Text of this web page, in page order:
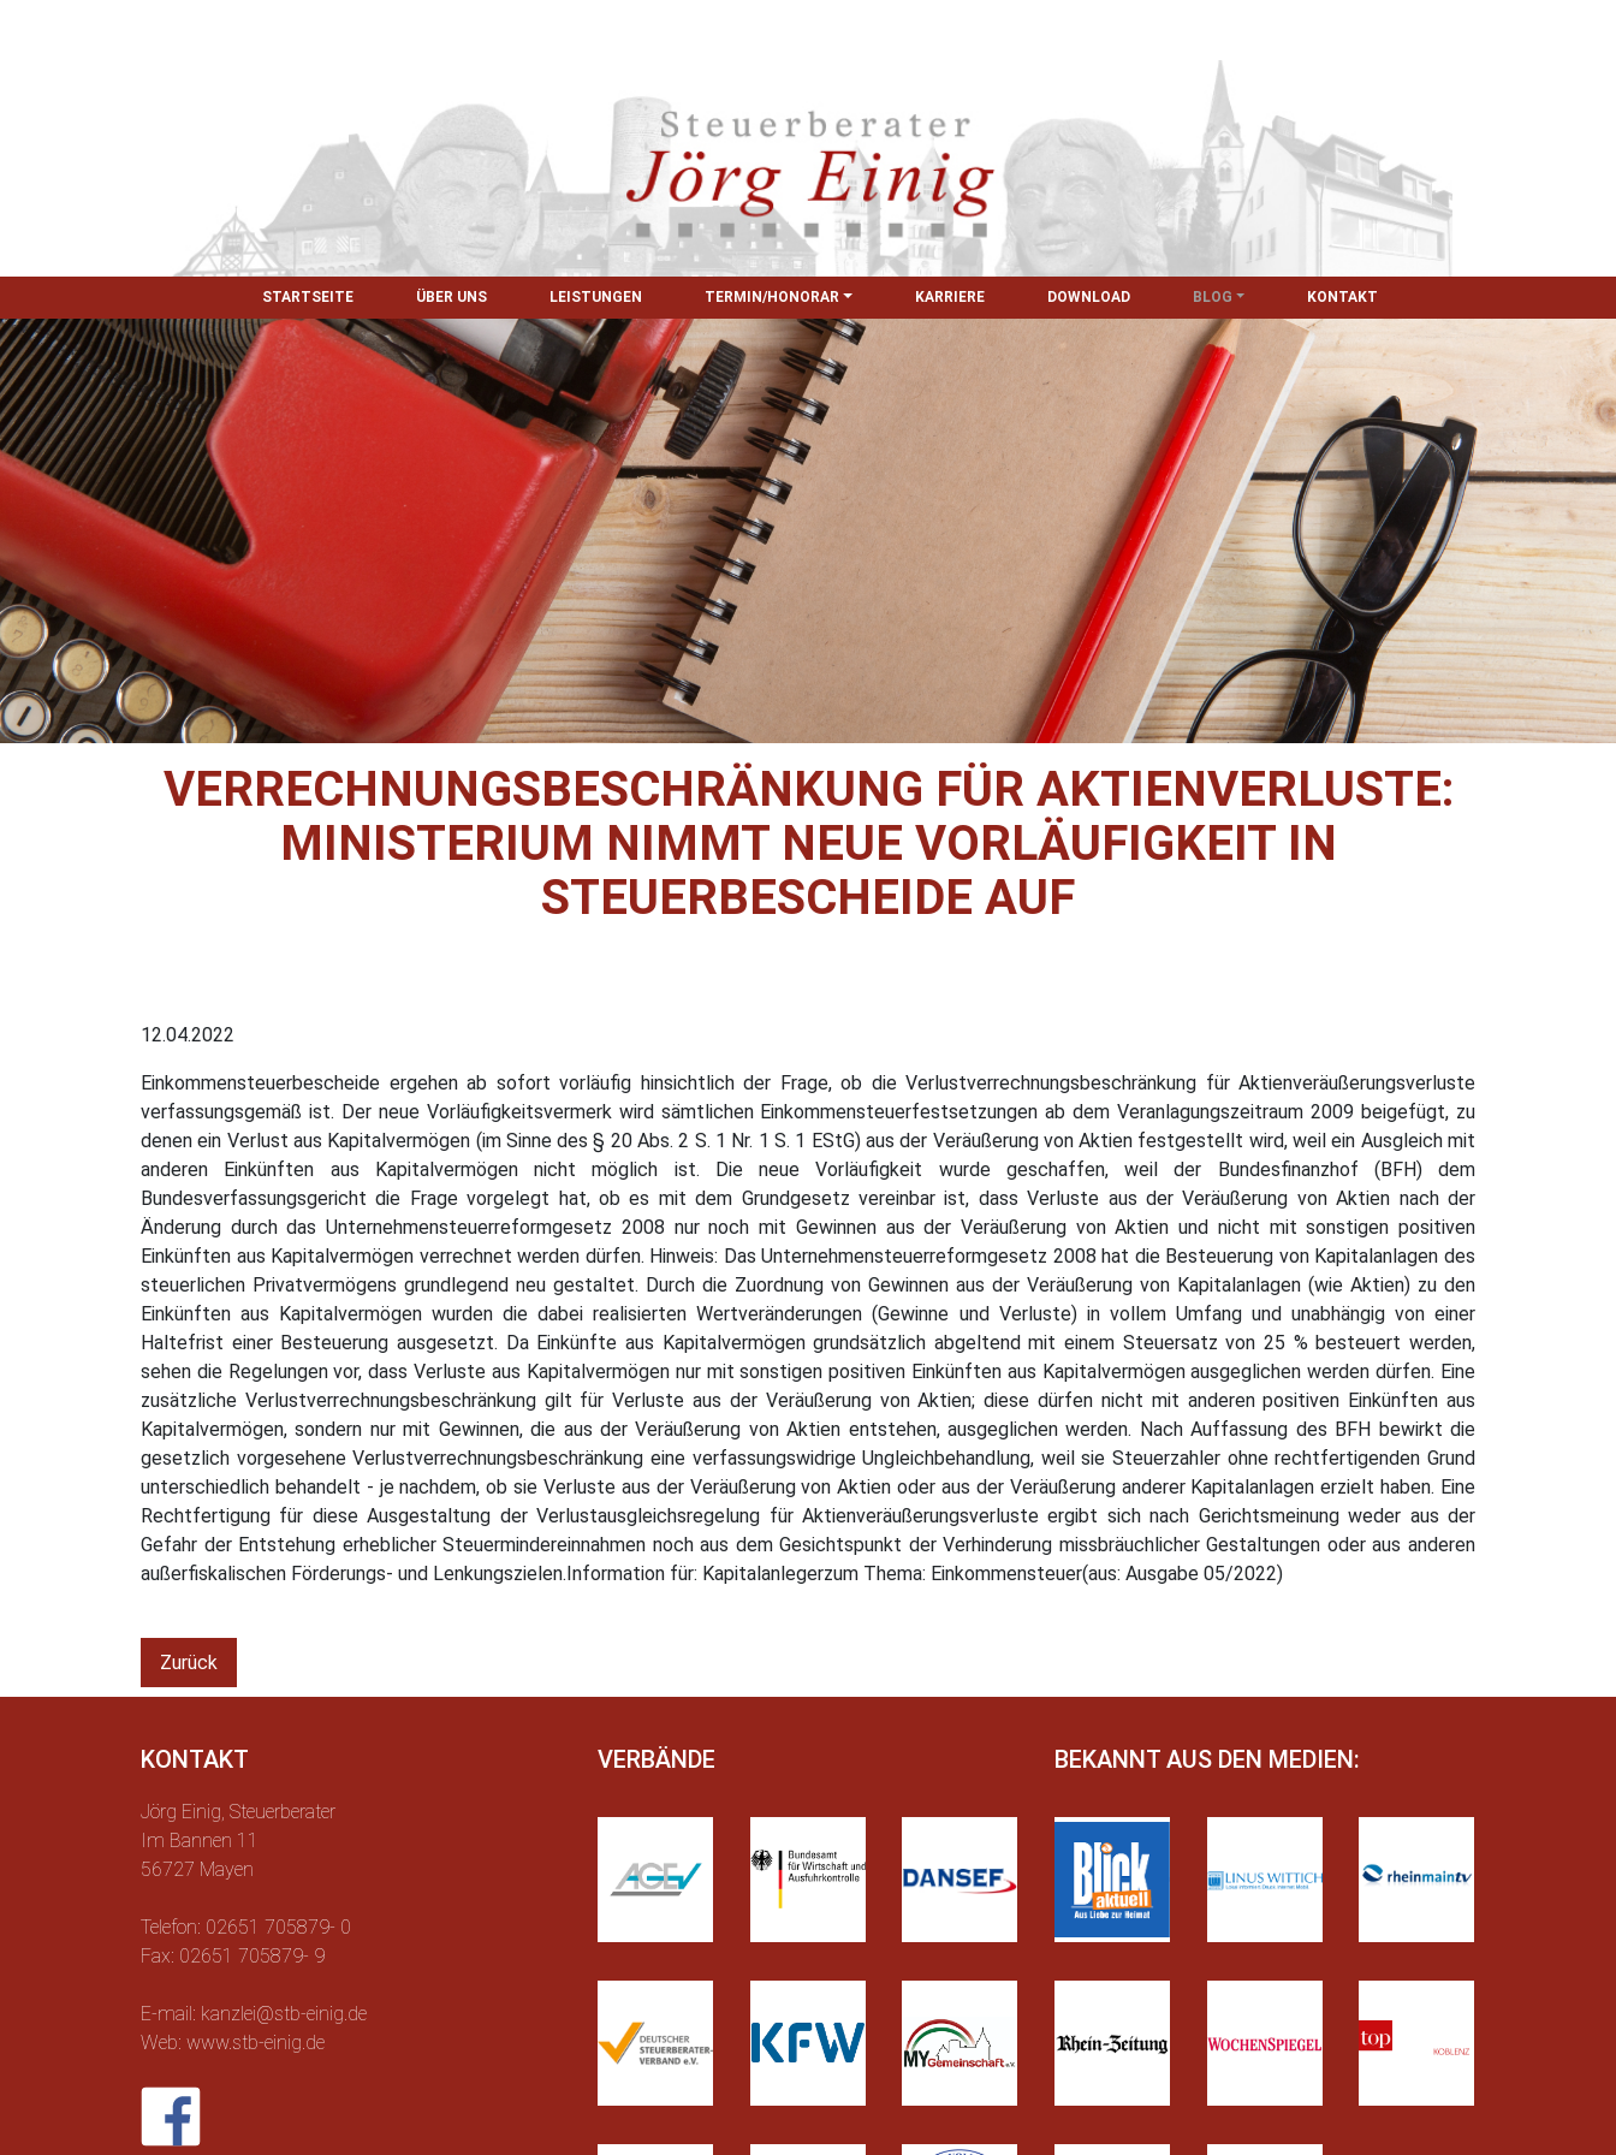
STARTSEITE ÜBER UNS LEISTUNGEN TERMIN/HONORAR KARRIERE DOWNLOAD BLOG KONTAKT
VERRECHNUNGSBESCHRÄNKUNG FÜR AKTIENVERLUSTE:
MINISTERIUM NIMMT NEUE VORLÄUFIGKEIT IN
STEUERBESCHEIDE AUF
12.04.2022
Einkommensteuerbescheide ergehen ab sofort vorläufig hinsichtlich der Frage, ob die Verlustverrechnungsbeschränkung für Aktienveräußerungsverluste
verfassungsgemäß ist. Der neue Vorläufigkeitsvermerk wird sämtlichen Einkommensteuerfestsetzungen ab dem Veranlagungszeitraum 2009 beigefügt, zu
denen ein Verlust aus Kapitalvermögen (im Sinne des § 20 Abs. 2 S. 1 Nr. 1 S. 1 EStG) aus der Veräußerung von Aktien festgestellt wird, weil ein Ausgleich mit
anderen Einkünften aus Kapitalvermögen nicht möglich ist. Die neue Vorläufigkeit wurde geschaffen, weil der Bundesfinanzhof (BFH) dem
Bundesverfassungsgericht die Frage vorgelegt hat, ob es mit dem Grundgesetz vereinbar ist, dass Verluste aus der Veräußerung von Aktien nach der
Änderung durch das Unternehmensteuerreformgesetz 2008 nur noch mit Gewinnen aus der Veräußerung von Aktien und nicht mit sonstigen positiven
Einkünften aus Kapitalvermögen verrechnet werden dürfen. Hinweis: Das Unternehmensteuerreformgesetz 2008 hat die Besteuerung von Kapitalanlagen des
steuerlichen Privatvermögens grundlegend neu gestaltet. Durch die Zuordnung von Gewinnen aus der Veräußerung von Kapitalanlagen (wie Aktien) zu den
Einkünften aus Kapitalvermögen wurden die dabei realisierten Wertveränderungen (Gewinne und Verluste) in vollem Umfang und unabhängig von einer
Haltefrist einer Besteuerung ausgesetzt. Da Einkünfte aus Kapitalvermögen grundsätzlich abgeltend mit einem Steuersatz von 25 % besteuert werden,
sehen die Regelungen vor, dass Verluste aus Kapitalvermögen nur mit sonstigen positiven Einkünften aus Kapitalvermögen ausgeglichen werden dürfen. Eine
zusätzliche Verlustverrechnungsbeschränkung gilt für Verluste aus der Veräußerung von Aktien; diese dürfen nicht mit anderen positiven Einkünften aus
Kapitalvermögen, sondern nur mit Gewinnen, die aus der Veräußerung von Aktien entstehen, ausgeglichen werden. Nach Auffassung des BFH bewirkt die
gesetzlich vorgesehene Verlustverrechnungsbeschränkung eine verfassungswidrige Ungleichbehandlung, weil sie Steuerzahler ohne rechtfertigenden Grund
unterschiedlich behandelt - je nachdem, ob sie Verluste aus der Veräußerung von Aktien oder aus der Veräußerung anderer Kapitalanlagen erzielt haben. Eine
Rechtfertigung für diese Ausgestaltung der Verlustausgleichsregelung für Aktienveräußerungsverluste ergibt sich nach Gerichtsmeinung weder aus der
Gefahr der Entstehung erheblicher Steuermindereinnahmen noch aus dem Gesichtspunkt der Verhinderung missbräuchlicher Gestaltungen oder aus anderen
außerfiskalischen Förderungs- und Lenkungszielen.Information für: Kapitalanlegerzum Thema: Einkommensteuer(aus: Ausgabe 05/2022)
Zurück
KONTAKT
Jörg Einig, Steuerberater
Im Bannen 11
56727 Mayen
Telefon: 02651 705879- 0
Fax: 02651 705879- 9
E-mail: kanzlei@stb-einig.de
Web: www.stb-einig.de
VERBÄNDE BEKANNT AUS DEN MEDIEN: